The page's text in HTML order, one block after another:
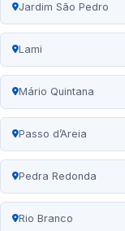
Jardim São Pedro
Lami
Mário Quintana
Passo d’Areia
Pedra Redonda
Rio Branco